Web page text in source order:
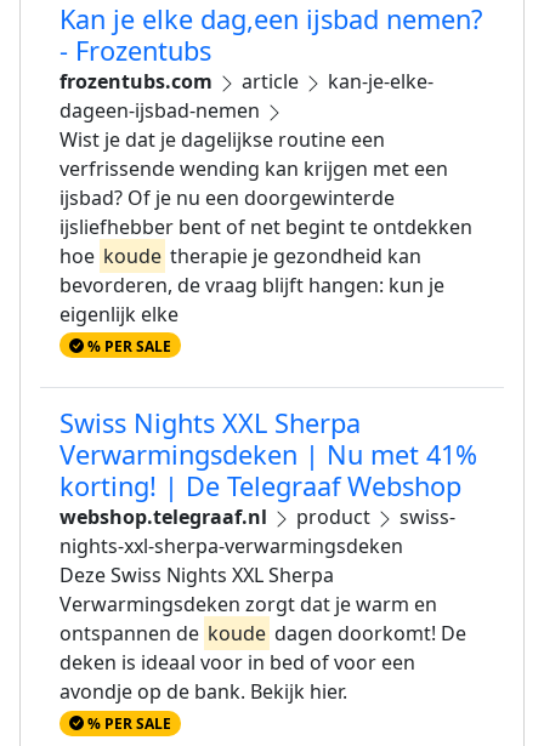
Kan je elke dag,een ijsbad nemen?
- Frozentubs
frozentubs.com article
kan-je-elke-
dageen-ijsbad-nemen
Wist je dat je dagelijkse routine een
verfrissende wending kan krijgen met een
ijsbad? Of je nu een doorgewinterde
ijsliefhebber bent of net begint te ontdekken
hoe koude therapie je gezondheid kan
bevorderen, de vraag blijft hangen: kun je
eigenlijk elke
% PER SALE
Swiss Nights XXL Sherpa
Verwarmingsdeken | Nu met 41%
korting! | De Telegraaf Webshop
webshop.telegraaf.nl product
swiss-
nights-xxl-sherpa-verwarmingsdeken
Deze Swiss Nights XXL Sherpa
Verwarmingsdeken zorgt dat je warm en
ontspannen de koude dagen doorkomt! De
deken is ideaal voor in bed of voor een
avondje op de bank. Bekijk hier.
% PER SALE